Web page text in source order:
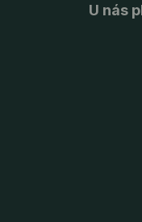
U nás